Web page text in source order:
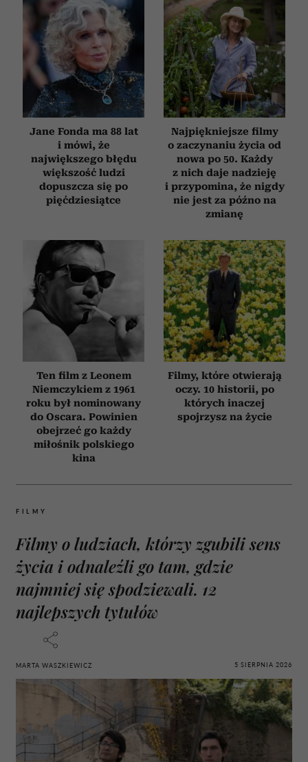
Jane Fonda ma 88 lat
i mówi, że
największego błędu
większość ludzi
dopuszcza się po
pięćdziesiątce
Najpiękniejsze filmy
o zaczynaniu życia od
nowa po 50. Każdy
z nich daje nadzieję
i przypomina, że nigdy
nie jest za późno na
zmianę
Ten film z Leonem
Niemczykiem z 1961
roku był nominowany
do Oscara. Powinien
obejrzeć go każdy
miłośnik polskiego
kina
Filmy, które otwierają
oczy. 10 historii, po
których inaczej
spojrzysz na życie
FILMY
Filmy o ludziach, którzy zgubili sens
życia i odnaleźli go tam, gdzie
najmniej się spodziewali. 12
najlepszych tytułów
MARTA WASZKIEWICZ 5 SIERPNIA 2026